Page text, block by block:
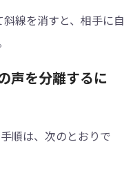
線を消すと、相手に自
声を分離するに
順は、次のとおりで